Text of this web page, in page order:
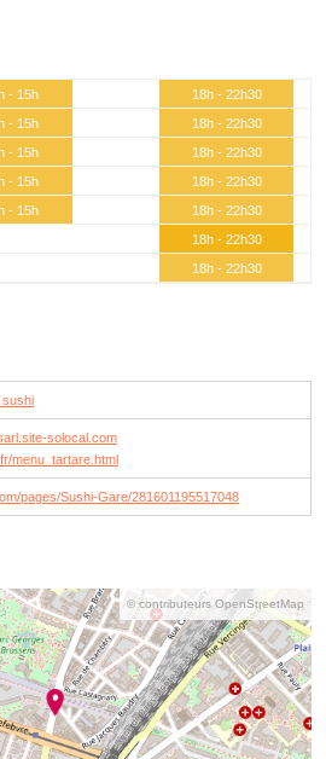
- 15h
18h - 22h30
- 15h
18h - 22h30
- 15h
18h - 22h30
- 15h
18h - 22h30
- 15h
18h - 22h30
18h - 22h30
18h - 22h30
sushi
solocal.com
menu_tartare.html
pages/Sushi-Gare/281601195517048
© contributeurs OpenStreetMap